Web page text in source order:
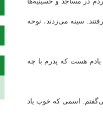
سینه می‌زدند، نوحه
هست که پدرم با چه
اسمی که خوب یاد